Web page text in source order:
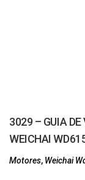
3029 – GUIA
WEICHAI
Motores, Weichai